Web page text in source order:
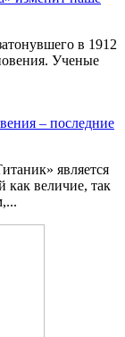
в 1912
Ученые
– последние
является
как величие, так